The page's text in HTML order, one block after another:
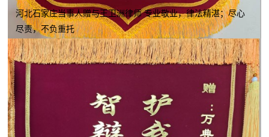
河北石家庄当事人赠与王卫洲律师 专业敬业，律法精湛；尽心
尽责，不负重托